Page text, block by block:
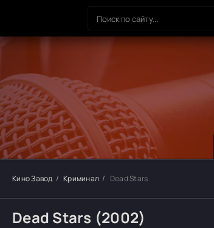
Кино Завод Криминал Dead Stars
Dead Stars (2002)